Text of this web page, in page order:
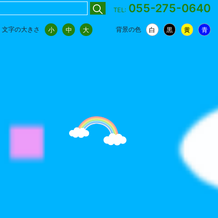
TEL: 055-275-0640
文字の大きさ 小 中 大 背景の色 白 黒 黄 青
小 中 大